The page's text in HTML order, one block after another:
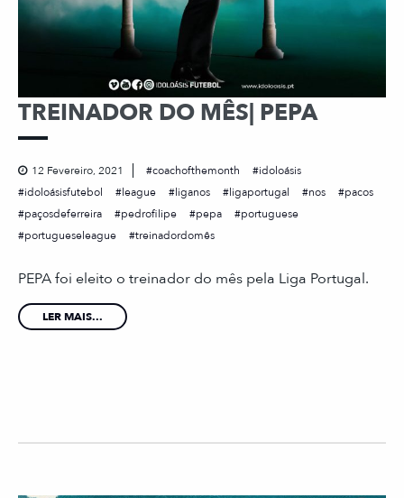
TREINADOR DO MÊS| PEPA
12 Fevereiro, 2021 coachofthemonth
idoloásis
idoloásisfutebol
league liganos ligaportugal nos
pacos
paçosdeferreira
pedrofilipe pepa
portuguese
portugueseleague
treinadordomês
PEPA foi eleito o treinador do mês pela Liga Portugal.
LER MAIS...